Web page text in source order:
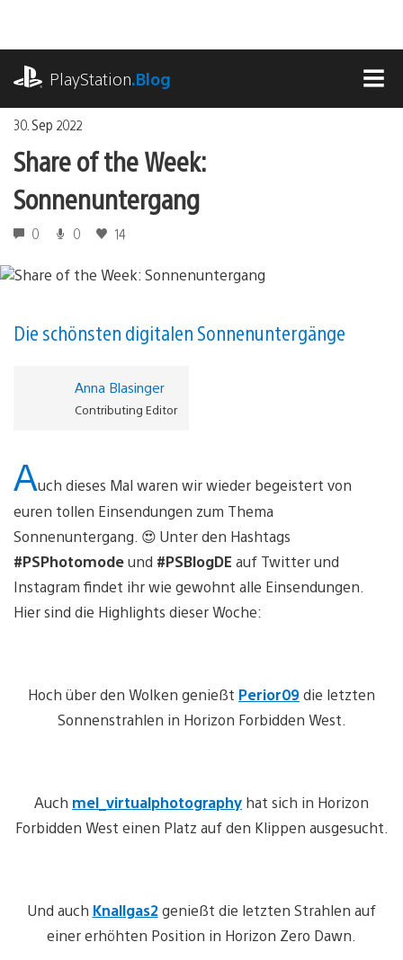
springen
PlayStation.Blog
30. Sep 2022
Share of the Week:
Sonnenuntergang
0 0 14
Die schönsten digitalen Sonnenuntergänge
Anna Blasinger
Contributing Editor
Auch dieses Mal waren wir wieder begeistert von
euren tollen Einsendungen zum Thema
Sonnenuntergang. 😍 Unter den Hashtags
#PSPhotomodeund #PSBlogDE auf Twitter und
Instagram findet ihr wie gewohnt alle Einsendungen.
Hier sind die Highlights dieser Woche:
Hoch über den Wolken genießt Perior09die letzten
Sonnenstrahlen in Horizon Forbidden West.
Auch mel_virtualphotography hat sich in Horizon
Forbidden West einen Platz auf den Klippen ausgesucht.
Und auch Knallgas2genießt die letzten Strahlen auf
einer erhöhten Position in Horizon Zero Dawn.